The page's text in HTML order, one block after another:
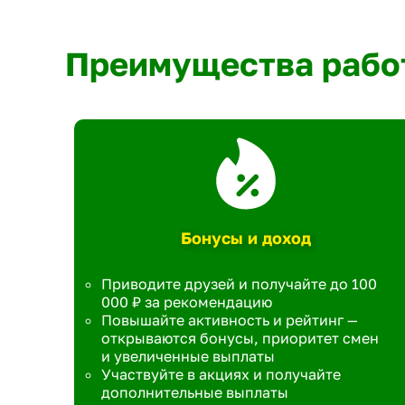
Преимущества
Бонусы и доход
Приводите друзей и получайте до 100
000 ₽ за рекомендацию
Повышайте активность и рейтинг —
открываются бонусы, приоритет смен
и увеличенные выплаты
Участвуйте в акциях и получайте
дополнительные выплаты